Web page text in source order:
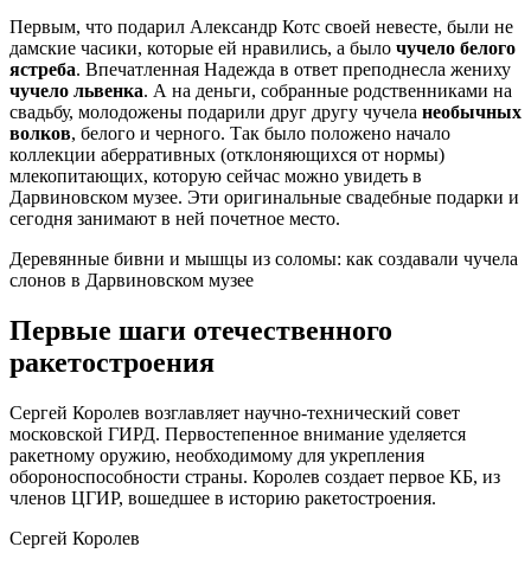
Первым, что подарил Александр Котс своей невесте, были не
дамские часики, которые ей нравились, а было чучело белого
ястреба. Впечатленная Надежда в ответ преподнесла жениху
чучело львенка. А на деньги, собранные родственниками на
свадьбу, молодожены подарили друг другу чучела необычных
волков, белого и черного. Так было положено начало
коллекции аберративных (отклоняющихся от нормы)
млекопитающих, которую сейчас можно увидеть в
Дарвиновском музее. Эти оригинальные свадебные подарки и
сегодня занимают в ней почетное место.
Деревянные бивни и мышцы из соломы: как создавали чучела
слонов в Дарвиновском музее
Первые шаги отечественного
ракетостроения
Сергей Королев возглавляет научно-технический совет
московской ГИРД. Первостепенное внимание уделяется
ракетному оружию, необходимому для укрепления
обороноспособности страны. Королев создает первое КБ, из
членов ЦГИР, вошедшее в историю ракетостроения.
Сергей Королев